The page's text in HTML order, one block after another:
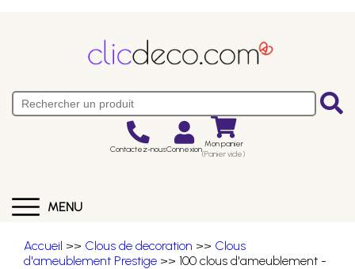
Contactez-nousConnexion Mon panier
(Panier vide)
MENU
Accueil >> Clous de decoration >> Clous
d'ameublement Prestige >> 100 clous d'ameublement -